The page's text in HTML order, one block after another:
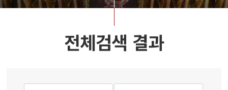
전체검색 결과